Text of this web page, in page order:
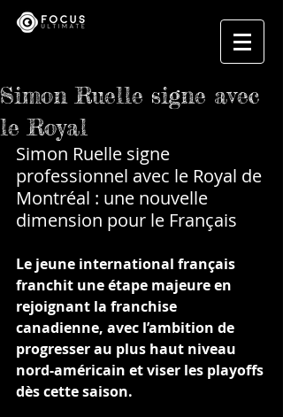
Simon Ruelle signe avec
le Royal
Simon Ruelle signe
professionnel avec le Royal de
Montréal : une nouvelle
dimension pour le Français
Le jeune international français
franchit une étape majeure en
rejoignant la franchise
canadienne, avec l’ambition de
progresser au plus haut niveau
nord-américain et viser les playoffs
dès cette saison.